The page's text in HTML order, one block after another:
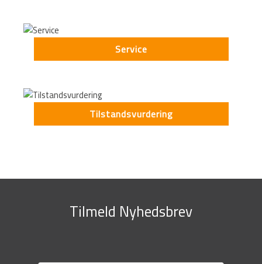
Service
Tilstandsvurdering
Tilmeld Nyhedsbrev